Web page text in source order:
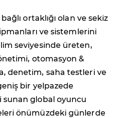
ortaklığı olan ve sekiz
ve sistemlerini
seviyesinde üreten,
otomasyon &
denetim, saha testleri ve
bir yelpazede
global oyuncu
önümüzdeki günlerde